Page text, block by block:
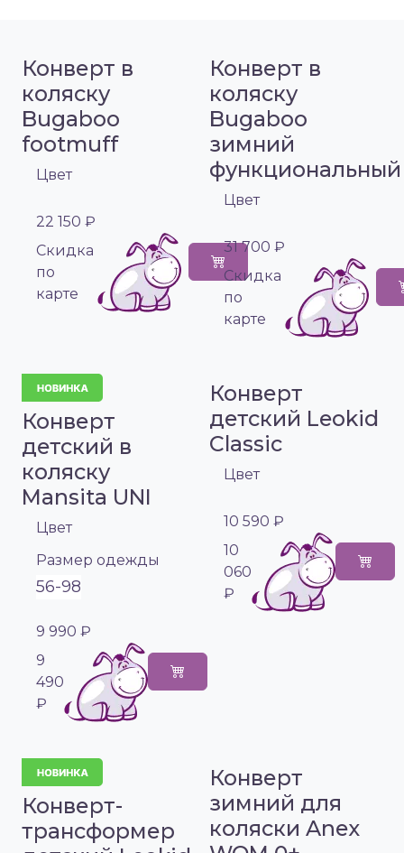
Конверт в
коляску
Bugaboo
footmuff
Цвет
22 150 ₽
Cкидка
по
карте
Конверт в
коляску
Bugaboo
зимний
функциональный
Цвет
31 700 ₽
Cкидка
по
карте
Конверт
детский в
коляску
Mansita UNI
Цвет
Размер одежды
56-98
9 990 ₽
9
490
₽
Конверт
детский Leokid
Classic
Цвет
10 590 ₽
10
060
₽
Конверт-
трансформер
Конверт
зимний для
коляски Anex